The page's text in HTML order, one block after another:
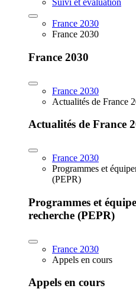
Suivi et évaluation
France 2030
France 2030
France 2030
France 2030
Actualités de France
Actualités de France
France 2030
Programmes et
(PEPR)
Programmes et
recherche (PEPR)
France 2030
Appels en cours
Appels en cours